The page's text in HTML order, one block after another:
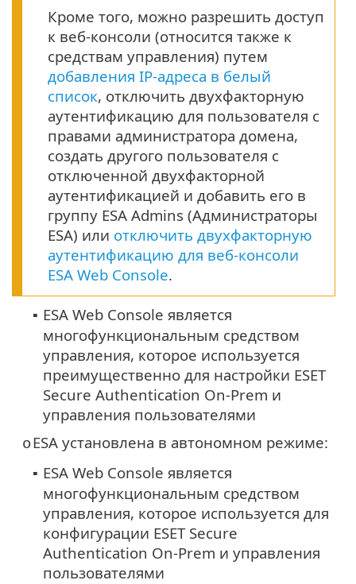
Кроме того, можно разрешить доступ
к веб-консоли (относится также к
средствам управления) путем
добавления IP-адреса в белый
список, отключить двухфакторную
аутентификацию для пользователя с
правами администратора домена,
создать другого пользователя с
отключенной двухфакторной
аутентификацией и добавить его в
группу ESA Admins (Администраторы
ESA) или отключить двухфакторную
аутентификацию для веб-консоли
ESA Web Console.
▪ ESA Web Console является
многофункциональным средством
управления, которое используется
преимущественно для настройки ESET
Secure Authentication On-Prem и
управления пользователями
oESA установлена в автономном режиме:
▪ ESA Web Console является
многофункциональным средством
управления, которое используется для
конфигурации ESET Secure
Authentication On-Prem и управления
пользователями